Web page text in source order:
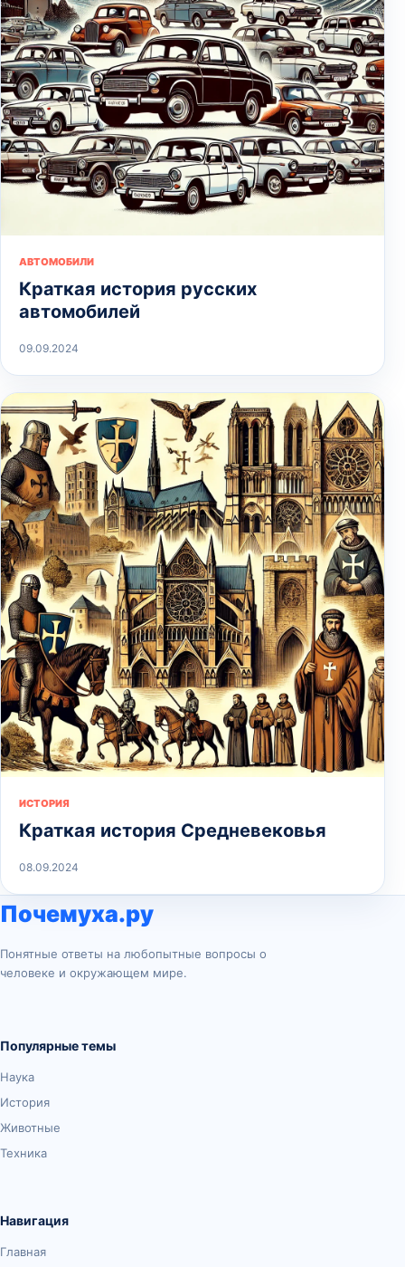
АВТОМОБИЛИ
Краткая история русских
автомобилей
09.09.2024
ИСТОРИЯ
Краткая история Средневековья
08.09.2024
Почемуха.ру
Понятные ответы на любопытные вопросы о
человеке и окружающем мире.
Популярные темы
Наука
История
Животные
Техника
Навигация
Главная